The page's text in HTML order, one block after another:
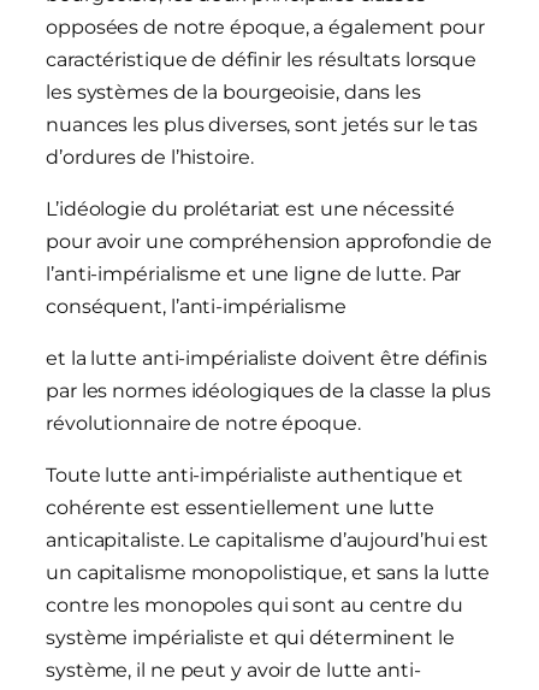
opposées de notre époque, a également pour
caractéristique de définir les résultats lorsque
les systèmes de la bourgeoisie, dans les
nuances les plus diverses, sont jetés sur le tas
d’ordures de l’histoire.
L’idéologie du prolétariat est une nécessité
pour avoir une compréhension approfondie de
l’anti-impérialisme et une ligne de lutte. Par
conséquent, l’anti-impérialisme
et la lutte anti-impérialiste doivent être définis
par les normes idéologiques de la classe la plus
révolutionnaire de notre époque.
Toute lutte anti-impérialiste authentique et
cohérente est essentiellement une lutte
anticapitaliste. Le capitalisme d’aujourd’hui est
un capitalisme monopolistique, et sans la lutte
contre les monopoles qui sont au centre du
système impérialiste et qui déterminent le
système, il ne peut y avoir de lutte anti-